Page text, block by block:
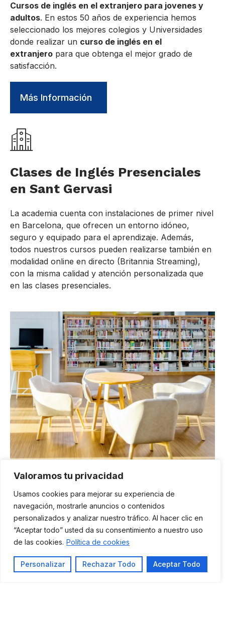
Valoramos tu privacidad
Usamos cookies para mejorar su experiencia de
navegación, mostrarle anuncios o contenidos
personalizados y analizar nuestro tráfico. Al hacer clic en
“Aceptar todo” usted da su consentimiento a nuestro uso
de las cookies. Política de cookies
Personalizar Rechazar Todo Aceptar Todo
Cursos de inglés en el extranjero para jovenes y
adultos. En estos 50 años de experiencia hemos
seleccionado los mejores colegios y Universidades
donde realizar un curso de inglés en el
extranjero para que obtenga el mejor grado de
satisfacción.
Más Información
Clases de Inglés Presenciales
en Sant Gervasi
La academia cuenta con instalaciones de primer nivel
en Barcelona, que ofrecen un entorno idóneo,
seguro y equipado para el aprendizaje. Además,
todos nuestros cursos pueden realizarse también en
modalidad online en directo (Britannia Streaming),
con la misma calidad y atención personalizada que
en las clases presenciales.
Cursos de Inglés para
particulares y profesionales
En Britannia School encontrarás una amplia gama de
cursos de inglés adaptados a tus necesidades. Ya sea
que busques mejorar tu nivel por motivos
académicos, profesionales o personales, tenemos el